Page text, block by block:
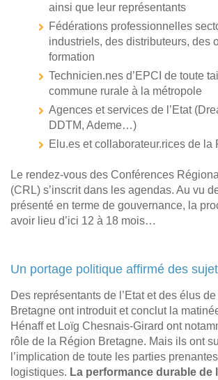
ainsi que leur représentants
Fédérations professionnelles
industriels, des distributeurs, des
formation
Technicien.nes d’EPCI de toute
commune rurale à la métropole
Agences et services de l’Etat
DDTM, Ademe…)
Elu.es et collaborateur.rices de la
Le rendez-vous des Conférences
(CRL) s’inscrit dans les agendas. Au vu
présenté en terme de gouvernance, la
avoir lieu d’ici 12 à 18 mois…
Un portage politique affirmé des
Des représentants de l’Etat et des élus
Bretagne ont introduit et conclut la
Hénaff et Loïg Chesnais-Girard ont
rôle de la Région Bretagne. Mais ils ont
l’implication de toute les parties
logistiques. La performance durable de